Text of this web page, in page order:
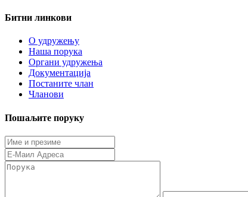
Битни линкови
O удружењу
Наша порука
Органи удружења
Документација
Постаните члан
Чланови
Пошаљите поруку